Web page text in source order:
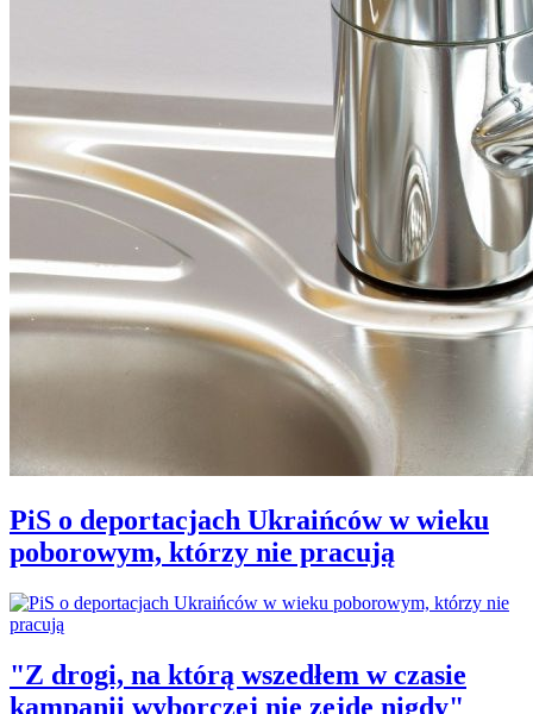
PiS o deportacjach Ukraińców w wieku
poborowym, którzy nie pracują
"Z drogi, na którą wszedłem w czasie
kampanii wyborczej nie zejdę nigdy"